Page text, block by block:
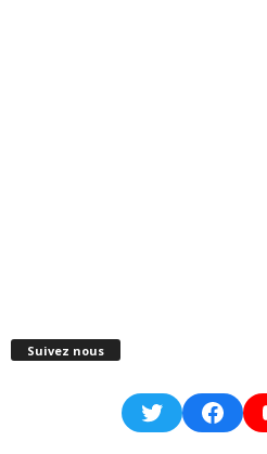
Suivez nous
Twitter